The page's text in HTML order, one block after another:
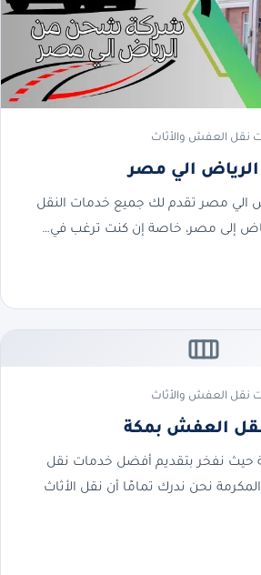
نقل العفش والأثاث
الي مصر
مصر تقدم لك جميع خدمات النقل
إلى مصر، خاصة إن كنت ترغب في…
نقل العفش والأثاث
العفش بمكة
نفخر بتقديم أفضل خدمات نقل
نحن ندرك تمامًا أن نقل الأثاث